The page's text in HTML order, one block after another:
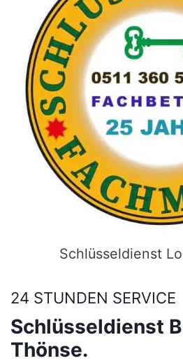
Schlüsseldienst
24 STUNDEN SERVICE
Schlüsseldienst
Thönse.